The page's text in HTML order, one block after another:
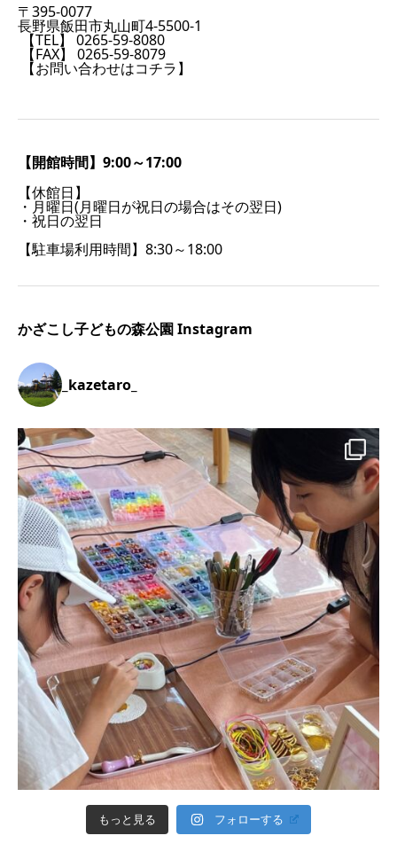
〒395-0077
長野県飯田市丸山町4-5500-1
【TEL】 0265-59-8080
【FAX】 0265-59-8079
【お問い合わせはコチラ】
【開館時間】9:00～17:00
【休館日】
・月曜日(月曜日が祝日の場合はその翌日)
・祝日の翌日
【駐車場利用時間】8:30～18:00
かざこし子どもの森公園 Instagram
_kazetaro_
もっと見る フォローする